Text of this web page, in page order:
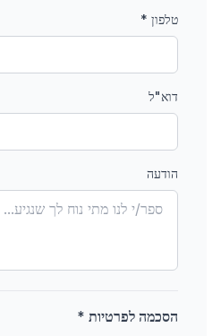
טלפון *
דוא"ל
הודעה
הסכמה לפרטיות *